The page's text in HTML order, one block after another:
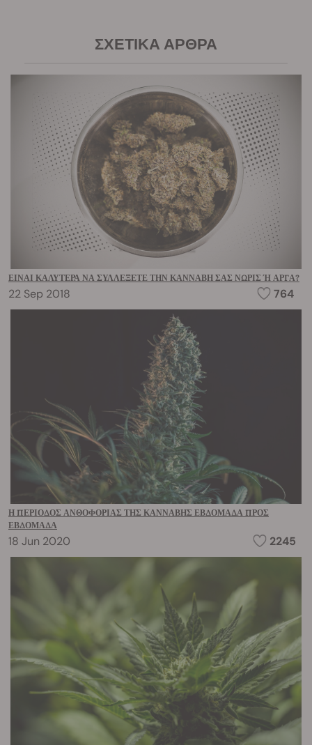
ΣΧΕΤΙΚΆ ΆΡΘΡΑ
ΕΊΝΑΙ ΚΑΛΎΤΕΡΑ ΝΑ ΣΥΛΛΈΞΕΤΕ ΤΗΝ ΚΆΝΝΑΒΉ ΣΑΣ ΝΩΡΊΣ Ή ΑΡΓΆ?
22 Sep 2018 764
Η ΠΕΡΊΟΔΟΣ ΑΝΘΟΦΟΡΊΑΣ ΤΗΣ ΚΆΝΝΑΒΗΣ ΕΒΔΟΜΆΔΑ ΠΡΟΣ
ΕΒΔΟΜΆΔΑ
18 Jun 2020 2245